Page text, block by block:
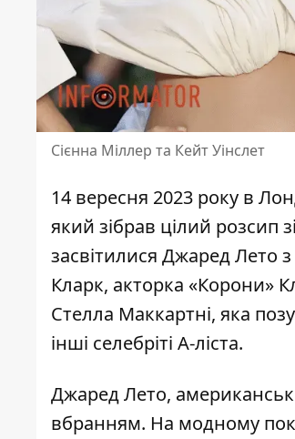
Сієнна Міллер та Кейт Уінслет
14 вересня 2023 року в
який зібрав цілий розсип
засвітилися Джаред Лето
Кларк, акторка «Корони»
Стелла Маккартні, яка
інші селебріті А-ліста.
Джаред Лето,
вбранням. На модному